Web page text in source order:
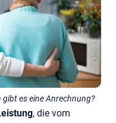
es eine Anrechnung?
, die vom